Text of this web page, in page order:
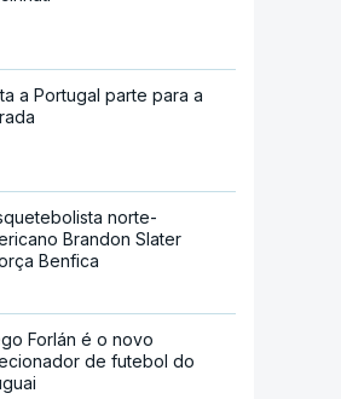
a Portugal parte para a
norte-
Brandon Slater
Benfica
Forlán é o novo
de futebol do